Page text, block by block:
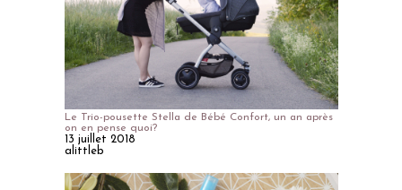
Le Trio-pousette Stella de Bébé Confort, un an après
on en pense quoi?
13 juillet 2018
alittleb